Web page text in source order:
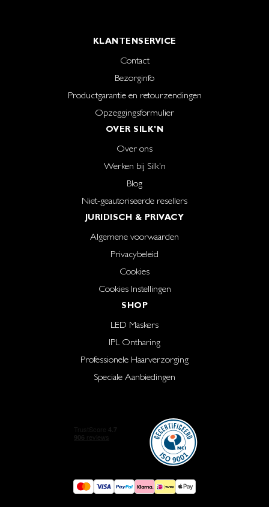
KLANTENSERVICE
Contact
Bezorginfo
Productgarantie en retourzendingen
Opzeggingsformulier
OVER SILK'N
Over ons
Werken bij Silk'n
Blog
Niet-geautoriseerde resellers
JURIDISCH & PRIVACY
Algemene voorwaarden
Privacybeleid
Cookies
Cookies Instellingen
SHOP
LED Maskers
IPL Ontharing
Professionele Haarverzorging
Speciale Aanbiedingen